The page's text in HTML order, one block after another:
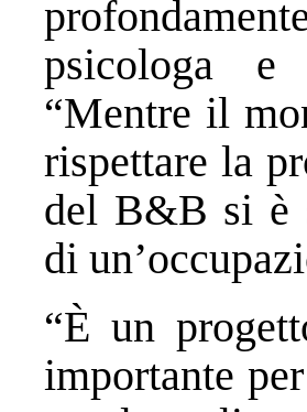
psicologa e
“Mentre il
rispettare la
del B&B si è
di
“È un
importante